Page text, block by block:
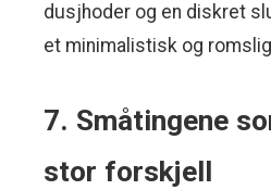
dusjhoder og en diskret
et minimalistisk og
7. Småtingene
stor forskjell